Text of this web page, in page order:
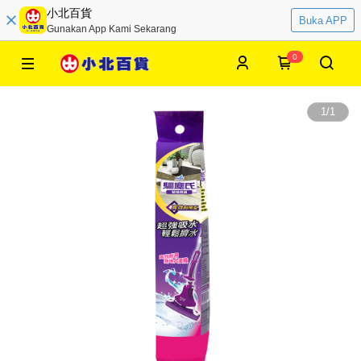
小北百貨
Gunakan App Kami Sekarang
Buka APP
0
1/1